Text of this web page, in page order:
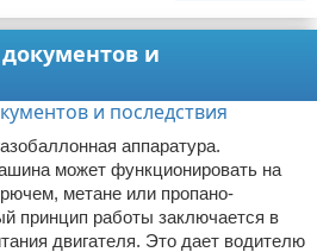
и
аппаратура.
может функционировать на
метане или пропано-
принцип работы заключается в
двигателя. Это дает водителю